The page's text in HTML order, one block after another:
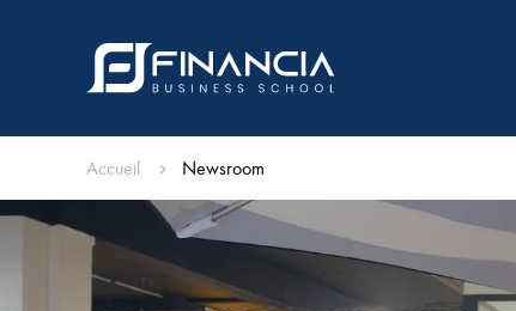
Accueil Newsroom